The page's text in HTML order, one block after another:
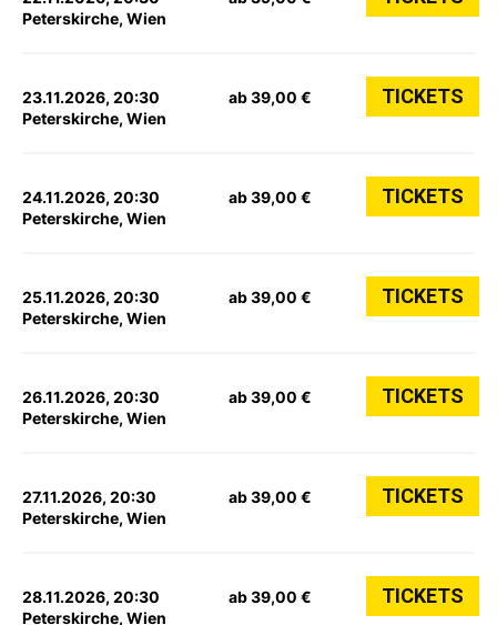
Peterskirche, Wien
23.11.2026, 20:30
Peterskirche, Wien
ab 39,00 € TICKETS
24.11.2026, 20:30
Peterskirche, Wien
ab 39,00 € TICKETS
25.11.2026, 20:30
Peterskirche, Wien
ab 39,00 € TICKETS
26.11.2026, 20:30
Peterskirche, Wien
ab 39,00 € TICKETS
27.11.2026, 20:30
Peterskirche, Wien
ab 39,00 € TICKETS
28.11.2026, 20:30
Peterskirche, Wien
ab 39,00 € TICKETS